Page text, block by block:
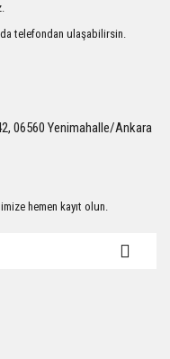
telefondan ulaşabilirsin.
06560 Yenimahalle/Ankara
hemen kayıt olun.